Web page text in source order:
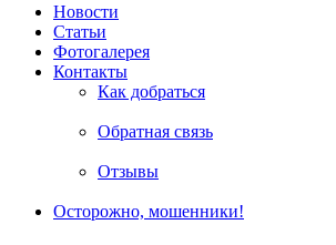
Новости
Статьи
Фотогалерея
Контакты
Как добраться
Обратная связь
Отзывы
Осторожно, мошенники!